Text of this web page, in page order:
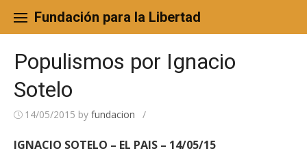
content
Fundación para la Libertad
Populismos por Ignacio
Sotelo
14/05/2015 by fundacion /
IGNACIO SOTELO – EL PAIS – 14/05/15